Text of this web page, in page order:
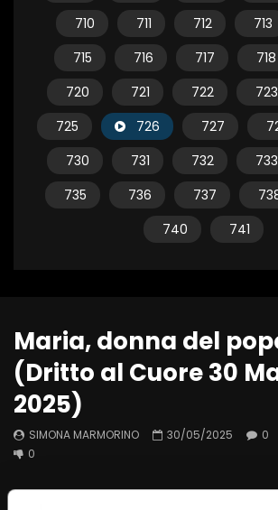
710
711 712 713
715
716 717 718
720
721 722 723
725
726 727
730
731 732 733
735
736 737
740
741
Maria, donna del
(Dritto al Cuore 30
2025)
SIMONA MARMORINO 30/05/2025 0
0